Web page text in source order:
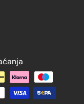
metode plaćanja